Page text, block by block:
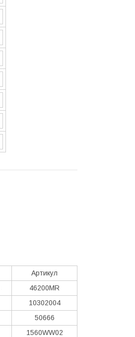
Артикул
46200MR
10302004
50666
1560WW02